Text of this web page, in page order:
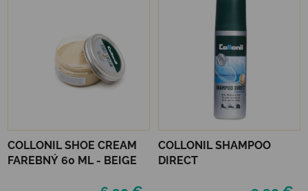
COLLONIL SHOE CREAM
FAREBNÝ 60 ML - BEIGE
COLLONIL SHAMPOO
DIRECT